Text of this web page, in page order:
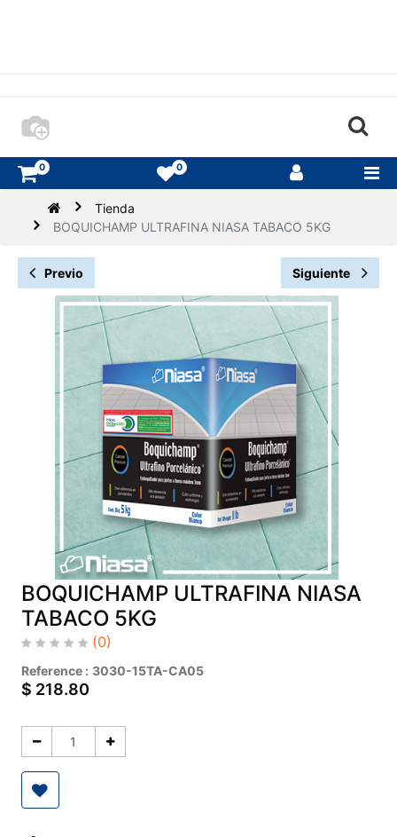
0 0
Tienda
BOQUICHAMP ULTRAFINA NIASA TABACO 5KG
Previo Siguiente
BOQUICHAMP ULTRAFINA NIASA
TABACO 5KG
(0)
Reference : 3030-15TA-CA05
$ 218.80